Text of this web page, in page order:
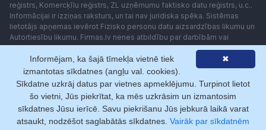
reģistrs, Komercķīlu reģistrs, ZL uzņēmumu faktisko datu reģistrs, u.c..
Informācijai ir izziņas raksturs, un tai nav juridiska spēka. Sistēmas
lietotājs apņemas ievērot Fizisko personu datu aizsardzības likumu un
Autortiesību likumu. Firmas.lv nenes atbildību par darbībām vai
lēmumiem, kas balstīti uz saņemto pakalpojumu. Lietotājam aizliegts
izmantot jebkādas automatizētas sistēmas vai iekārtas (robotus)
piekļuvei sistēmai bez rakstiskas saskaņošanas ar Firmas.lv. Galvenā
redaktore: Ingūna Pempere.
Lietošanas noteikumi
Privātuma politika Norēķini ar
✖
Informējam, ka šajā tīmekļa vietnē tiek
izmantotas sīkdatnes (angļu val. cookies).
Sīkdatne uzkrāj datus par vietnes apmeklējumu. Turpinot lietot
šo vietni, Jūs piekrītat, ka mēs uzkrāsim un izmantosim
sīkdatnes Jūsu ierīcē. Savu piekrišanu Jūs jebkurā laikā varat
atsaukt, nodzēšot saglabātās sīkdatnes. Vairāk par sīkdatnēm